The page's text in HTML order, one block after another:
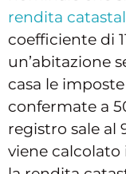
rendita
coefficiente di
un’abitazione
casa le
confermate a
registro sale al
viene